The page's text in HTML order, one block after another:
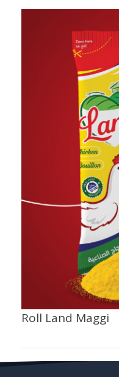
Roll Land Maggi